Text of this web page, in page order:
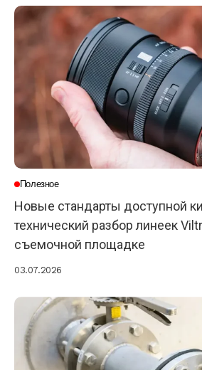
Полезное
Новые стандарты доступной
технический разбор линеек
съемочной площадке
03.07.2026